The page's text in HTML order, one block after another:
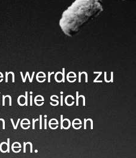
werden zu
die sich
verlieben